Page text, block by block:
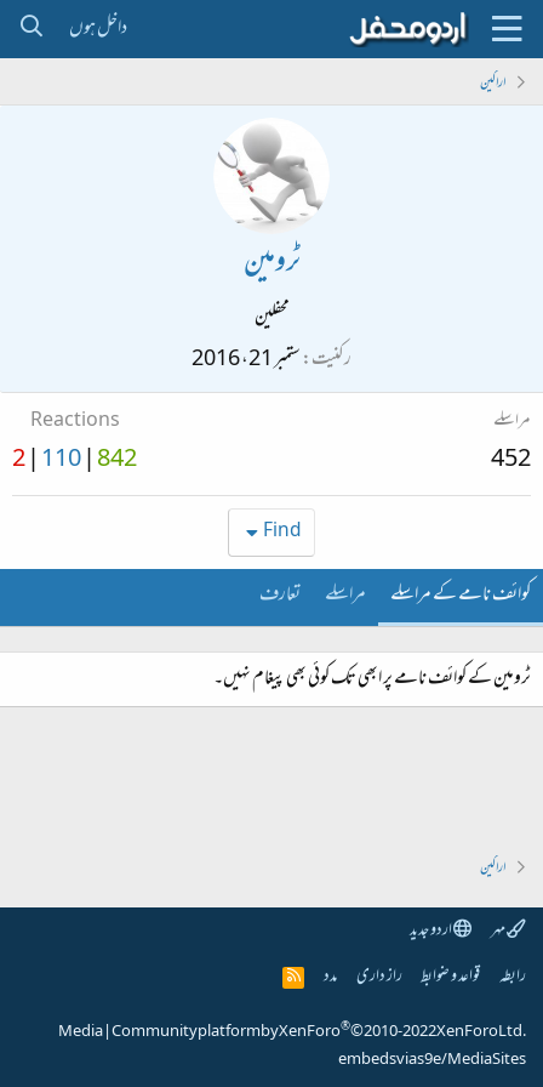
داخل ہوں
اراکین
ٹرومین
محفلین
رکنیت ستمبر 21، 2016
مراسلے
452
Reactions
842
110
2
Find
کوائف نامے کے مراسلے مراسلے تعارف
ٹرومین کے کوائف نامے پر ابھی تک کوئی بھی پیغام نہیں۔
اراکین
مہر
اردو جدید
رابطہ قواعد و ضوابط راز داری مدد
R
S
Community platform by XenForo®© 2010-2022 XenForo Ltd.
|
Media
embeds via s9e/MediaSites